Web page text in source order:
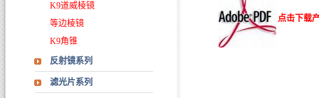
K9道威棱镜
等边棱镜
K9角锥
反射镜系列
滤光片系列
点击下载